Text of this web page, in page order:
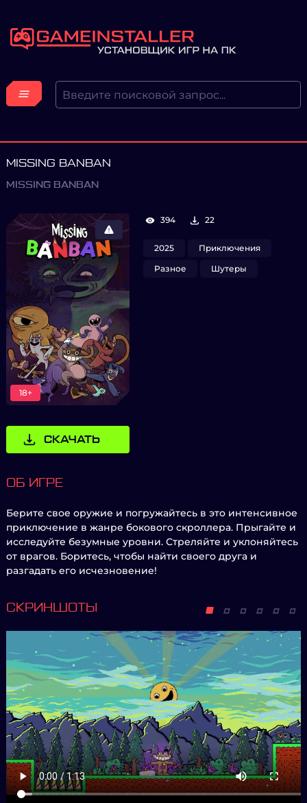
MISSING BANBAN
MISSING BANBAN
18+
СКАЧАТЬ
394 22
2025
Приключения
Разное
Шутеры
ОБ ИГРЕ
Берите свое оружие и погружайтесь в это интенсивное
приключение в жанре бокового скроллера. Прыгайте и
исследуйте безумные уровни. Стреляйте и уклоняйтесь
от врагов. Боритесь, чтобы найти своего друга и
разгадать его исчезновение!
СКРИНШОТЫ